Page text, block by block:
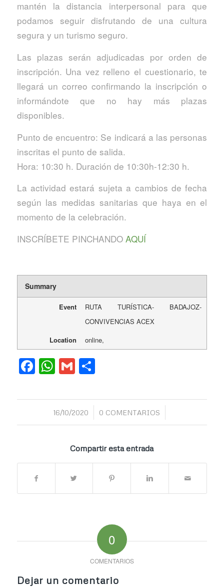
mantén la distancia interpersonal para que
podamos seguir disfrutando de una cultura
segura y un turismo seguro.
Las plazas serán adjudicadas por orden de
inscripción. Una vez relleno el cuestionario, te
llegará un correo confirmando la inscripción o
informándote que no hay más plazas
disponibles.
Punto de encuentro: Se indicará a las personas
inscritas el punto de salida.
Hora: 10:30 h. Duración de 10:30h-12:30 h.
La actividad estará sujeta a cambios de fecha
según las medidas sanitarias que haya en el
momento de la celebración.
INSCRÍBETE PINCHANDO AQUÍ
Summary
Event
RUTA TURÍSTICA- BADAJOZ-
CONVIVENCIAS ACEX
Location
online,
Facebook
WhatsApp
GmailCompartir
16/10/2020
/ 0 COMENTARIOS
/
Compartir esta entrada
0
COMENTARIOS
Dejar un comentario